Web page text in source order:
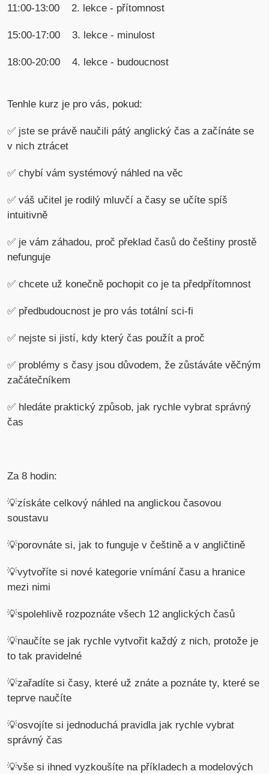
11:00-13:00 2. lekce - přítomnost
15:00-17:00 3. lekce - minulost
18:00-20:00 4. lekce - budoucnost
Tenhle kurz je pro vás, pokud:
✅ jste se právě naučili pátý anglický čas a začínáte se
v nich ztrácet
✅ chybí vám systémový náhled na věc
✅ váš učitel je rodilý mluvčí a časy se učíte spíš
intuitivně
✅ je vám záhadou, proč překlad časů do češtiny prostě
nefunguje
✅ chcete už konečně pochopit co je ta předpřítomnost
✅ předbudoucnost je pro vás totální sci-fi
✅ nejste si jistí, kdy který čas použít a proč
✅ problémy s časy jsou důvodem, že zůstáváte věčným
začátečníkem
✅ hledáte praktický způsob, jak rychle vybrat správný
čas
Za 8 hodin:
💡získáte celkový náhled na anglickou časovou
soustavu
💡porovnáte si, jak to funguje v češtině a v angličtině
💡vytvoříte si nové kategorie vnímání času a hranice
mezi nimi
💡spolehlivě rozpoznáte všech 12 anglických časů
💡naučíte se jak rychle vytvořit každý z nich, protože je
to tak pravidelné
💡zařadíte si časy, které už znáte a poznáte ty, které se
teprve naučíte
💡osvojíte si jednoduchá pravidla jak rychle vybrat
správný čas
💡vše si ihned vyzkoušíte na příkladech a modelových